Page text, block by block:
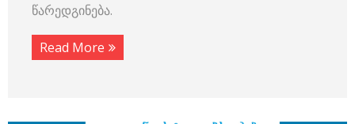
წარედგინება.
Read More